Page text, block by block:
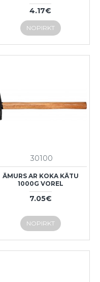
4.17€
NOPIRKT
30100
ĀMURS AR KOKA KĀTU
1000G VOREL
7.05€
NOPIRKT